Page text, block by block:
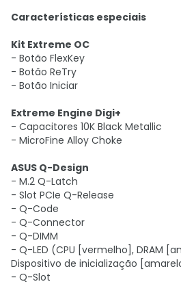
Características especiais
Kit Extreme OC
- Botão FlexKey
- Botão ReTry
- Botão Iniciar
Extreme Engine Digi+
- Capacitores 10K Black Metallic
- MicroFine Alloy Choke
ASUS Q-Design
- M.2 Q-Latch
- Slot PCIe Q-Release
- Q-Code
- Q-Connector
- Q-DIMM
- Q-LED (CPU [vermelho], DRAM
Dispositivo de inicialização
- Q-Slot